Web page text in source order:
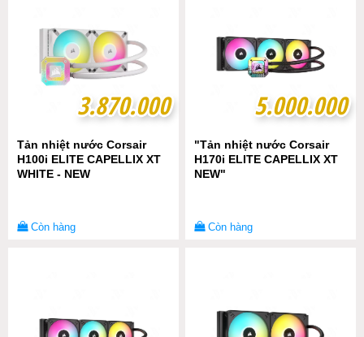
3.870.000
3.870.000
Tản nhiệt nước Corsair
H100i ELITE CAPELLIX XT
WHITE - NEW
Còn hàng
5.000.000
5.000.000
"Tản nhiệt nước Corsair
H170i ELITE CAPELLIX XT
NEW"
Còn hàng